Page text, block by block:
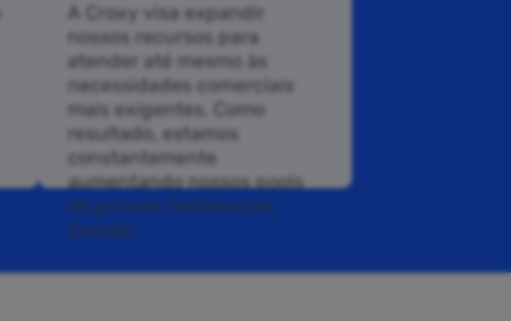
A Croxy visa expandir
nossos recursos para
atender até mesmo às
necessidades comerciais
mais exigentes. Como
resultado, estamos
constantemente
aumentando nossos pools
de proxies residenciais
Socks5.